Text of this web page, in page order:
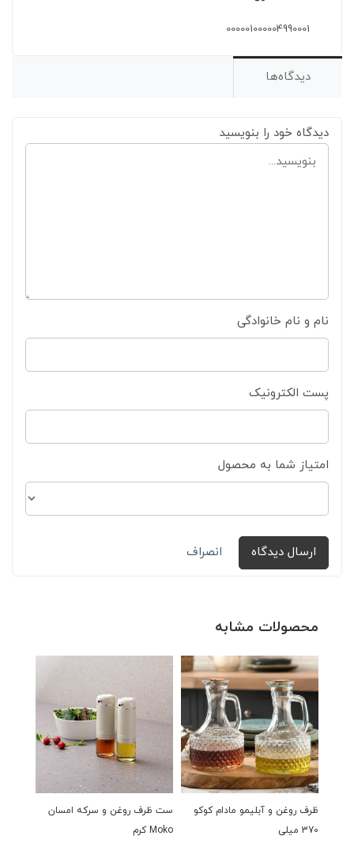
000001000004990001
دیدگاه‌ها
دیدگاه خود را بنویسید
نام و نام خانوادگی
پست الکترونیک
امتیاز شما به محصول
ارسال دیدگاه انصراف
محصولات مشابه
ظرف روغن و آبلیمو مادام کوکو
370 میلی
ست ظرف روغن و سرکه امسان
Moko کرم